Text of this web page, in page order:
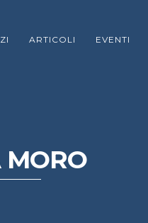
ARTICOLI EVENTI
MORO